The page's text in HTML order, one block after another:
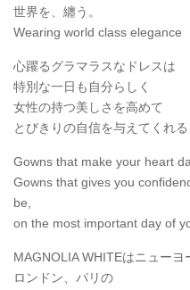
世界を、纏う。
Wearing world class elegance
心躍るグラマラスなドレスは
特別な一日も自分らしく
女性の持つ美しさを高めて
とびきりの自信を与えてくれる
Gowns that make your heart
Gowns that gives you
be,
on the most important day of
MAGNOLIA WHITEはニューヨ
ロンドン、パリの